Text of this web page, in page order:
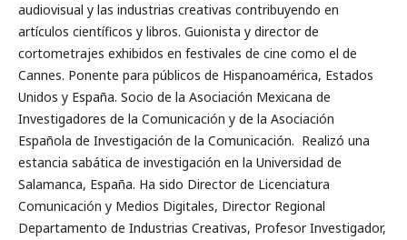
audiovisual y las industrias creativas contribuyendo en
artículos científicos y libros. Guionista y director de
cortometrajes exhibidos en festivales de cine como el de
Cannes. Ponente para públicos de Hispanoamérica, Estados
Unidos y España. Socio de la Asociación Mexicana de
Investigadores de la Comunicación y de la Asociación
Española de Investigación de la Comunicación. Realizó una
estancia sabática de investigación en la Universidad de
Salamanca, España. Ha sido Director de Licenciatura
Comunicación y Medios Digitales, Director Regional
Departamento de Industrias Creativas, Profesor Investigador,